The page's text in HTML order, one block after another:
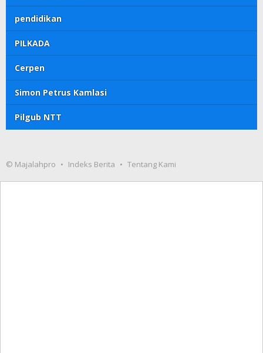
pendidikan
PILKADA
Cerpen
Simon Petrus Kamlasi
Pilgub NTT
© Majalahpro Indeks Berita Tentang Kami